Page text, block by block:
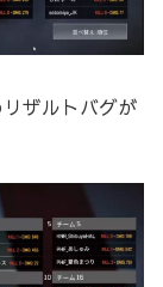
ザルトバグが